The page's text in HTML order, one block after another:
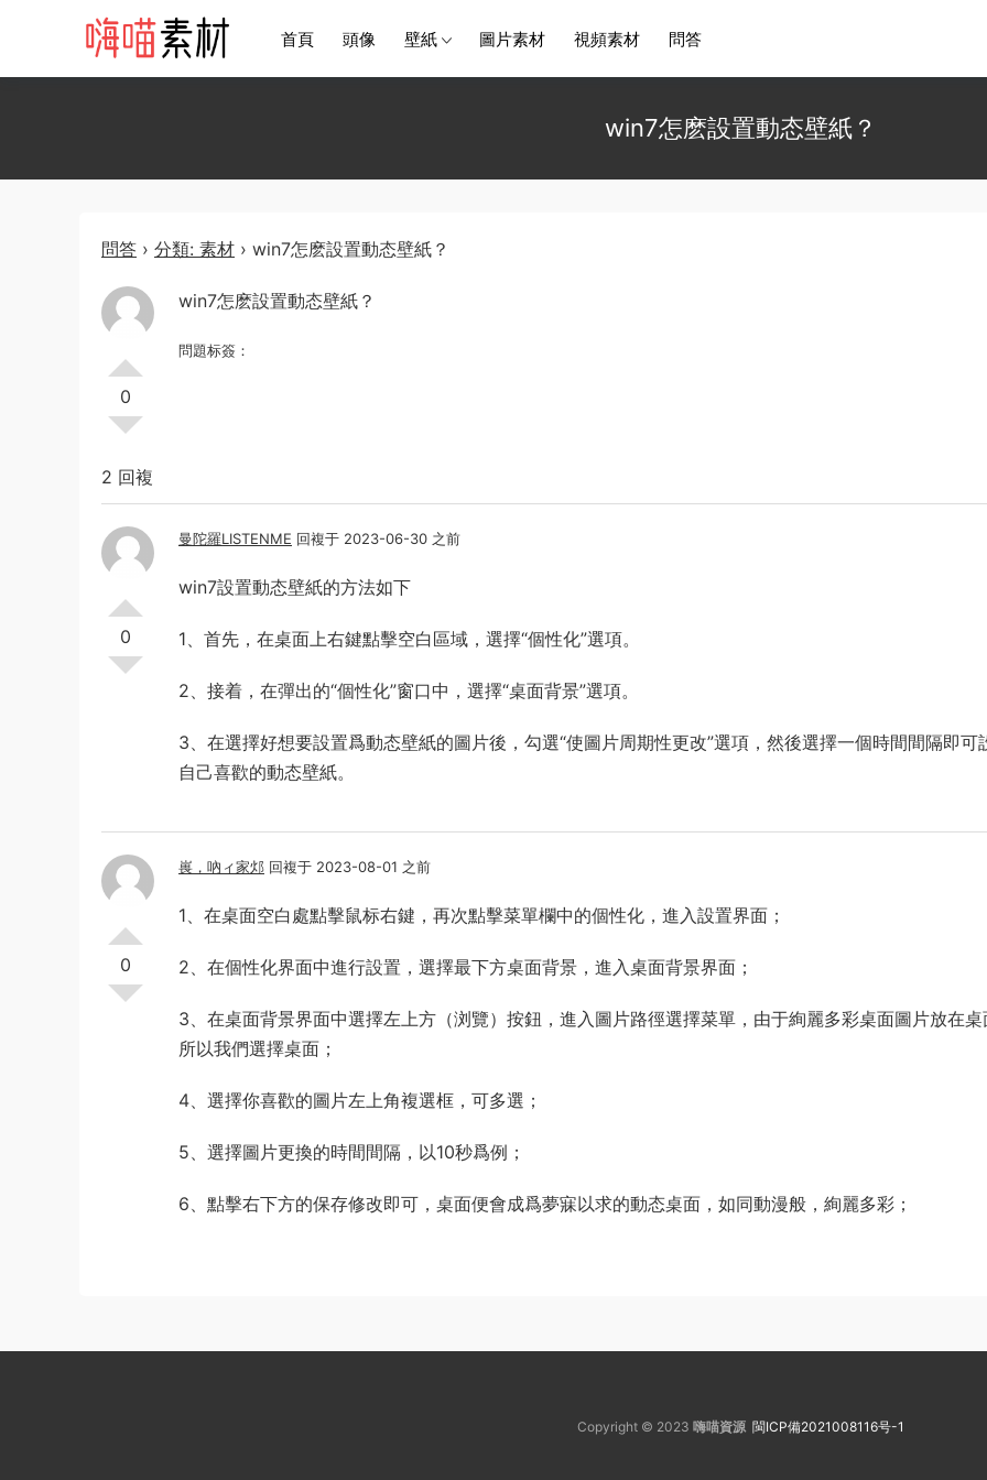
首頁 頭像 壁紙 圖片素材 視頻素材 問答
win7怎麽設置動态壁紙？
問答 › 分類: 素材 › win7怎麽設置動态壁紙？
0
win7怎麽設置動态壁紙？
問題标簽：
2 回複
0
曼陀羅LISTENME 回複于 2023-06-30 之前
win7設置動态壁紙的方法如下
1、首先，在桌面上右鍵點擊空白區域，選擇“個性化”選項。
2、接着，在彈出的“個性化”窗口中，選擇“桌面背景”選項。
3、在選擇好想要設置爲動态壁紙的圖片後，勾選“使圖片周期性更改”選項，然後選擇一個時間間隔即可
自己喜歡的動态壁紙。
0
嵔，吶ィ家邩 回複于 2023-08-01 之前
1、在桌面空白處點擊鼠标右鍵，再次點擊菜單欄中的個性化，進入設置界面；
2、在個性化界面中進行設置，選擇最下方桌面背景，進入桌面背景界面；
3、在桌面背景界面中選擇左上方（浏覽）按鈕，進入圖片路徑選擇菜單，由于絢麗多彩桌面圖片放在桌
所以我們選擇桌面；
4、選擇你喜歡的圖片左上角複選框，可多選；
5、選擇圖片更換的時間間隔，以10秒爲例；
6、點擊右下方的保存修改即可，桌面便會成爲夢寐以求的動态桌面，如同動漫般，絢麗多彩；
Copyright © 2023 嗨喵資源 閩ICP備2021008116号-1